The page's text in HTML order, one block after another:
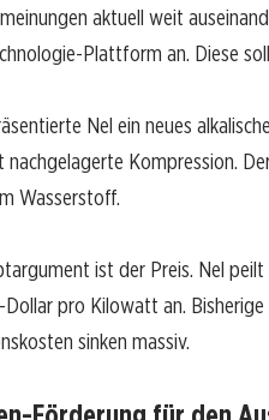
aktuell weit
Plattform an. Diese
Nel ein neues
nachgelagerte Kompression.
Wasserstoff.
ist der Preis. Nel
Dollar pro Kilowatt an.
sinken massiv.